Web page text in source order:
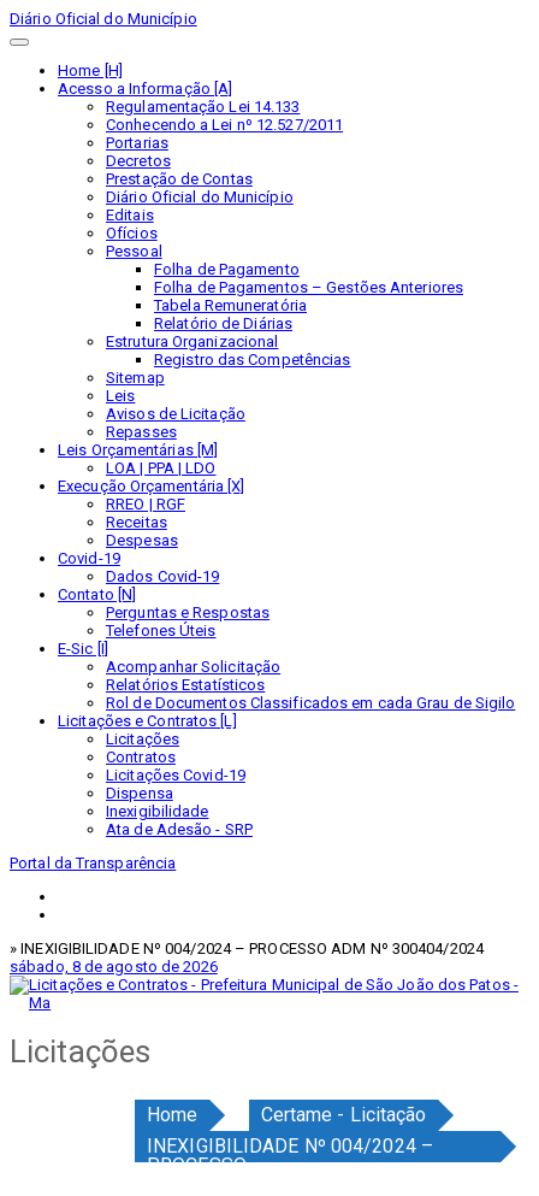
Diário Oficial do Município
Home [H]
Acesso a Informação [A]
Regulamentação Lei 14.133
Conhecendo a Lei nº 12.527/2011
Portarias
Decretos
Prestação de Contas
Diário Oficial do Município
Editais
Ofícios
Pessoal
Folha de Pagamento
Folha de Pagamentos – Gestões Anteriores
Tabela Remuneratória
Relatório de Diárias
Estrutura Organizacional
Registro das Competências
Sitemap
Leis
Avisos de Licitação
Repasses
Leis Orçamentárias [M]
LOA | PPA | LDO
Execução Orçamentária [X]
RREO | RGF
Receitas
Despesas
Covid-19
Dados Covid-19
Contato [N]
Perguntas e Respostas
Telefones Úteis
E-Sic [I]
Acompanhar Solicitação
Relatórios Estatísticos
Rol de Documentos Classificados em cada Grau de Sigilo
Licitações e Contratos [L]
Licitações
Contratos
Licitações Covid-19
Dispensa
Inexigibilidade
Ata de Adesão - SRP
Portal da Transparência
» INEXIGIBILIDADE Nº 004/2024 – PROCESSO ADM Nº 300404/2024
sábado, 8 de agosto de 2026
Licitações
Home
Certame - Licitação
INEXIGIBILIDADE Nº 004/2024 –
PROCESSO